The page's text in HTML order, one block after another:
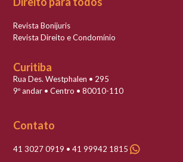
Revista Bonijuris
Revista Direito e Condomínio
Curitiba
Rua Des. Westphalen • 295
9º andar • Centro • 80010-110
Contato
41 3027 0919 • 41 99942 1815